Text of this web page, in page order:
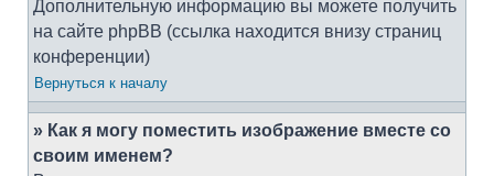
Дополнительную информацию вы можете получить
на сайте phpBB (ссылка находится внизу страниц
конференции)
Вернуться к началу
» Как я могу поместить изображение вместе со
своим именем?